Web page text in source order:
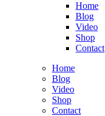
Home
Blog
Video
Shop
Contact
Home
Blog
Video
Shop
Contact